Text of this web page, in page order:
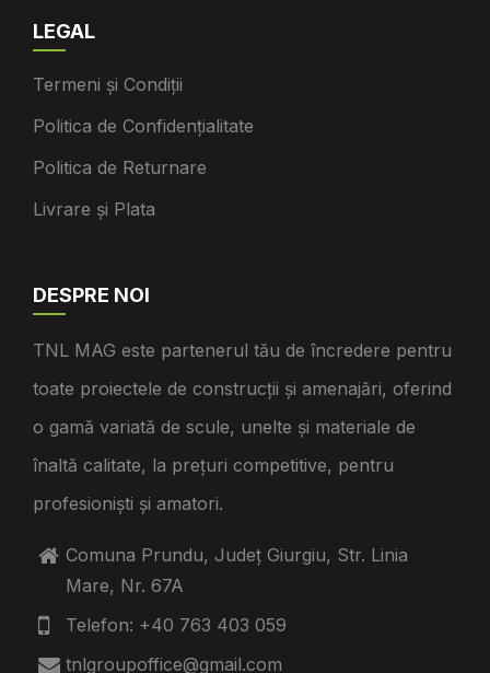
LEGAL
Termeni și Condiții
Politica de Confidențialitate
Politica de Returnare
Livrare și Plata
DESPRE NOI
TNL MAG este partenerul tău de încredere pentru
toate proiectele de construcții și amenajări, oferind
o gamă variată de scule, unelte și materiale de
înaltă calitate, la prețuri competitive, pentru
profesioniști și amatori.
Comuna Prundu, Județ Giurgiu, Str. Linia
Mare, Nr. 67A
Telefon: +40 763 403 059
tnlgroupoffice@gmail.com